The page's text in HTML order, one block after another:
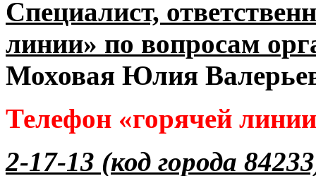
Специалист,
линии» по вопросам
Моховая Юлия
Телефон «горячей
2-17-13 (код города